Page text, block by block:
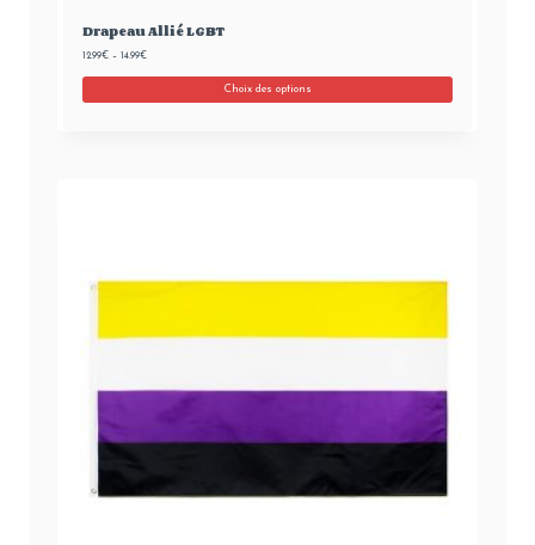
Drapeau Allié LGBT
12.99€– 14.99€
Choix des options